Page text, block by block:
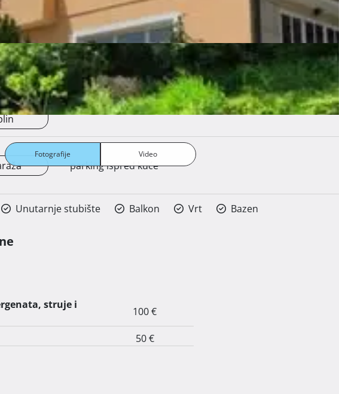
Fotografije Video
odmah
naftni
parking ispred kuće
Unutarnje stubište Balkon Vrt Bazen
struje i
100 €
50 €